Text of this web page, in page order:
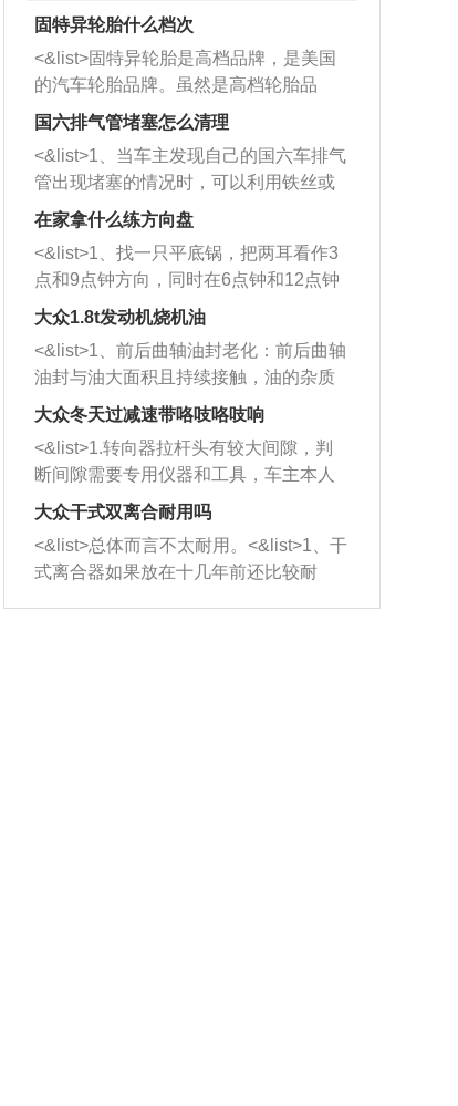
固特异轮胎什么档次
<&list>固特异轮胎是高档品牌，是美国
的汽车轮胎品牌。虽然是高档轮胎品
牌，但是中高低端的轮胎都有生产，这
也是为了更好的开拓市场。
国六排气管堵塞怎么清理
<&list>1、当车主发现自己的国六车排气
管出现堵塞的情况时，可以利用铁丝或
者是细棍，直接将杂物给取出来，如果
堵塞情况比较严重，也可以采取应急措
施。 <&list>2、直接利用木棍将所有的
杂物推到排气管里面的位置处，然后将
三元催化器拆解开，就可以将堵塞的东
西取出来。但如果是因为积碳过多引起
的堵塞，就需要将三元催化器泡在草酸
洗剂对堵塞的情况得到解决，将清洗剂
放在燃油箱中，与燃油混合后，车辆启
动时，就可以和汽油一起进入到燃烧
室，最后形成废气排出，就可以让三元
催化器得到清洗，排气管堵塞的情况就
能够得到解决。
在家拿什么练方向盘
<&list>1、找一只平底锅，把两耳看作3
点和9点钟方向，同时在6点钟和12点钟
方向做一个标记。 <&list>2、双手握住
一圈半的练习，往右同样也要打相同的
圈数。 <&list>3、最后强调要反复练
习，这样就可以形成肌肉记忆，在真实
驾驶车辆时，不需要记忆也能打好方
向。
大众1.8t发动机烧机油
<&list>1、前后曲轴油封老化：前后曲轴
油封与油大面积且持续接触，油的杂质
和发动机内持续温度变化使其密封效果
逐渐减弱，导致渗油或漏油。<&list>2、
活塞间隙过大：积碳会使活塞环与缸体
的间隙扩大，导致机油流入燃烧室中，
造成烧机油。<&list>3、机油粘度。使用
机油粘度过小的话，同样会有烧机油现
象，机油粘度过小具有很好的流动性，
大众冬天过减速带咯吱咯吱响
<&list>1.转向器拉杆头有较大间隙，判
断间隙需要专用仪器和工具，车主本人
无法制作，需要将车辆送到修理厂或4s
店；<&list>2.车辆半轴套管防尘罩破
裂，破裂后会出现漏油现象，使半轴磨
损严重，磨损的半轴容易损坏，产生异
响；<&list>3.稳定器的转向胶套和球头
大众干式双离合耐用吗
<&list>总体而言不太耐用。<&list>1、干
式离合器如果放在十几年前还比较耐